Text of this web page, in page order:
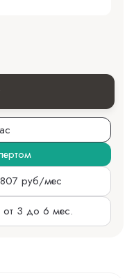
807 руб/мес
от 3 до 6 мес.